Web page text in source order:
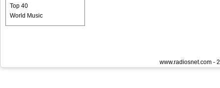
Top 40
World Music
www.radiosnet.com -